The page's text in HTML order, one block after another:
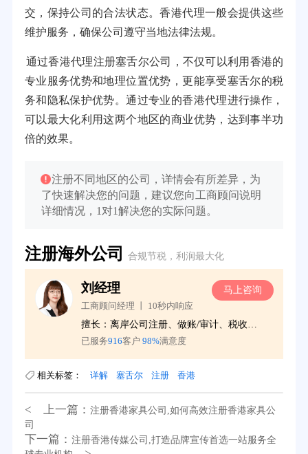
交，保持公司的合法状态。香港代理一般会提供这些
维护服务，确保公司遵守当地法律法规。
通过香港代理注册塞舌尔公司，不仅可以利用香港的
专业服务优势和地理位置优势，更能享受塞舌尔的税
务和隐私保护优势。通过专业的香港代理进行操作，
可以最大化利用这两个地区的商业优势，达到事半功
倍的效果。
注册不同地区的公司，详情会有所差异，为
了快速解决您的问题，建议您向工商顾问说明
详细情况，1对1解决您的实际问题。
注册海外公司 合规节税，利润最大化
刘经理
工商顾问经理 丨 10秒内响应
已服务916客户 98%满意度
马上咨询
相关标签： 详解 塞舌尔 注册 香港
< 上一篇： 注册香港家具公司,如何高效注册香港家具公
司
下一篇： 注册香港传媒公司,打造品牌宣传首选一站服务全
3分钟前用户提问：